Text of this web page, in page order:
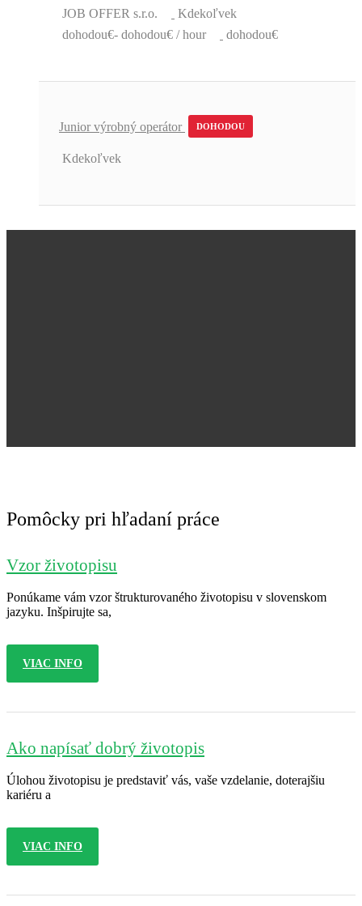
JOB OFFER s.r.o.
Kdekoľvek
dohodou€- dohodou€ / hour
dohodou€
Junior výrobný operátor DOHODOU
Kdekoľvek
Pomôcky pri hľadaní práce
Vzor životopisu
Ponúkame vám vzor štrukturovaného životopisu v slovenskom
jazyku. Inšpirujte sa,
VIAC INFO
Ako napísať dobrý životopis
Úlohou životopisu je predstaviť vás, vaše vzdelanie, doterajšiu
kariéru a
VIAC INFO